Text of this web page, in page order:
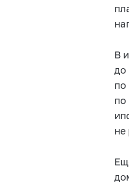
В
до
по
по
не